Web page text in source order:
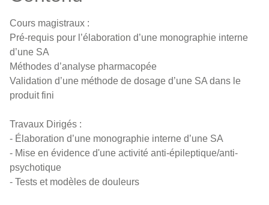
Cours magistraux :
Pré-requis pour l’élaboration d’une monographie interne
d’une SA
Méthodes d’analyse pharmacopée
Validation d’une méthode de dosage d’une SA dans le
produit fini
Travaux Dirigés :
- Élaboration d’une monographie interne d’une SA
- Mise en évidence d'une activité anti-épileptique/anti-
psychotique
- Tests et modèles de douleurs